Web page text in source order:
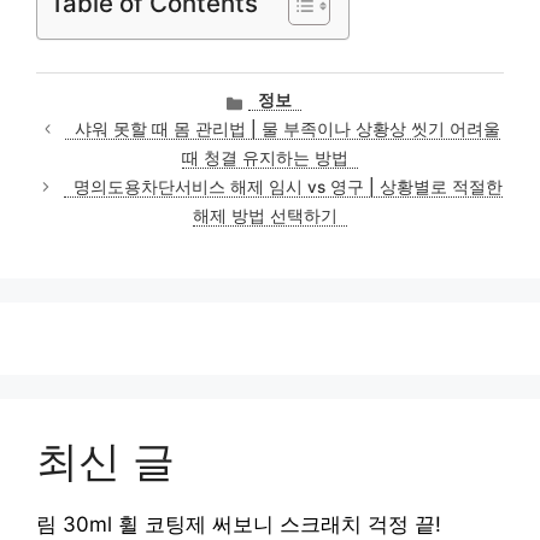
카
테
고
리
정보
샤워 못할 때 몸 관리법 | 물 부족이나 상황상 씻기 어려울
때 청결 유지하는 방법
명의도용차단서비스 해제 임시 vs 영구 | 상황별로 적절한
해제 방법 선택하기
최신 글
림 30ml 휠 코팅제 써보니 스크래치 걱정 끝!